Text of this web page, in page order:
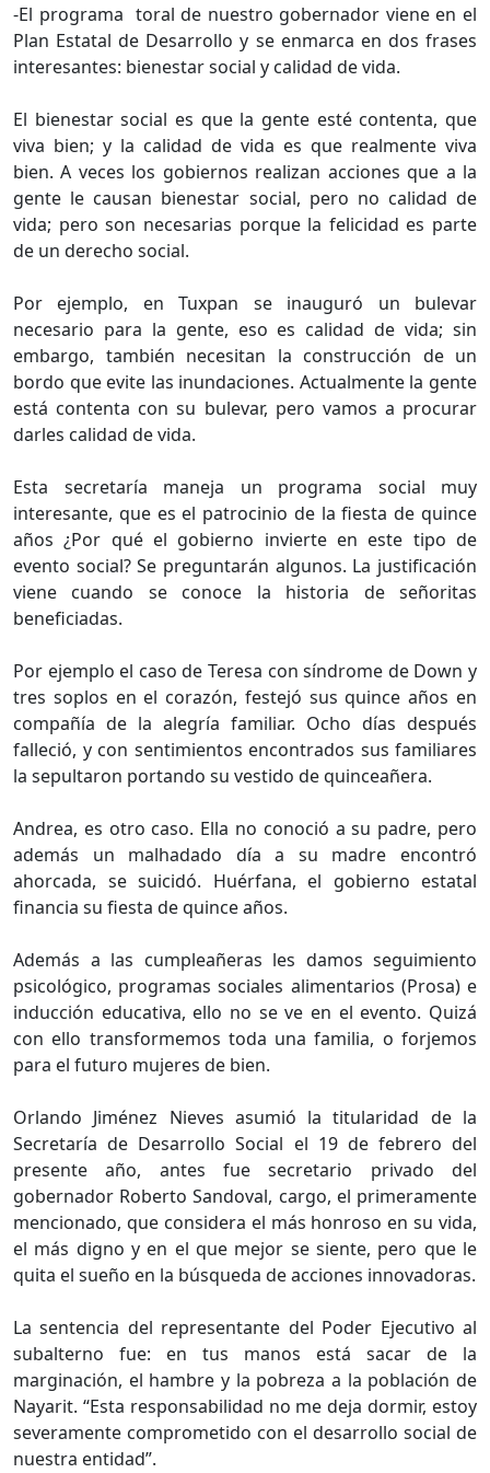
-El programa toral de nuestro gobernador viene en el
Plan Estatal de Desarrollo y se enmarca en dos frases
interesantes: bienestar social y calidad de vida.
El bienestar social es que la gente esté contenta, que
viva bien; y la calidad de vida es que realmente viva
bien. A veces los gobiernos realizan acciones que a la
gente le causan bienestar social, pero no calidad de
vida; pero son necesarias porque la felicidad es parte
de un derecho social.
Por ejemplo, en Tuxpan se inauguró un bulevar
necesario para la gente, eso es calidad de vida; sin
embargo, también necesitan la construcción de un
bordo que evite las inundaciones. Actualmente la gente
está contenta con su bulevar, pero vamos a procurar
darles calidad de vida.
Esta secretaría maneja un programa social muy
interesante, que es el patrocinio de la fiesta de quince
años ¿Por qué el gobierno invierte en este tipo de
evento social? Se preguntarán algunos. La justificación
viene cuando se conoce la historia de señoritas
beneficiadas.
Por ejemplo el caso de Teresa con síndrome de Down y
tres soplos en el corazón, festejó sus quince años en
compañía de la alegría familiar. Ocho días después
falleció, y con sentimientos encontrados sus familiares
la sepultaron portando su vestido de quinceañera.
Andrea, es otro caso. Ella no conoció a su padre, pero
además un malhadado día a su madre encontró
ahorcada, se suicidó. Huérfana, el gobierno estatal
financia su fiesta de quince años.
Además a las cumpleañeras les damos seguimiento
psicológico, programas sociales alimentarios (Prosa) e
inducción educativa, ello no se ve en el evento. Quizá
con ello transformemos toda una familia, o forjemos
para el futuro mujeres de bien.
Orlando Jiménez Nieves asumió la titularidad de la
Secretaría de Desarrollo Social el 19 de febrero del
presente año, antes fue secretario privado del
gobernador Roberto Sandoval, cargo, el primeramente
mencionado, que considera el más honroso en su vida,
el más digno y en el que mejor se siente, pero que le
quita el sueño en la búsqueda de acciones innovadoras.
La sentencia del representante del Poder Ejecutivo al
subalterno fue: en tus manos está sacar de la
marginación, el hambre y la pobreza a la población de
Nayarit. “Esta responsabilidad no me deja dormir, estoy
severamente comprometido con el desarrollo social de
nuestra entidad”.